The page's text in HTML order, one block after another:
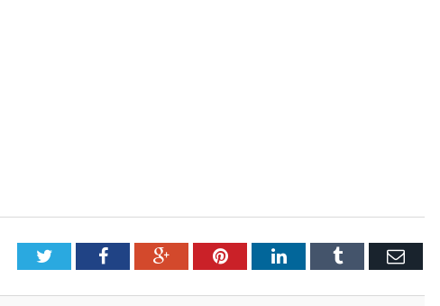
TwitterFacebookGoogle+PinterestLinkedInTumblr Email